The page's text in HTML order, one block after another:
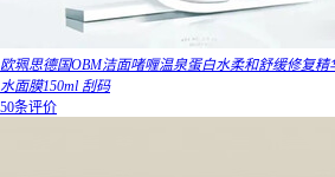
欧珮思德国OBM洁面啫喱温泉蛋白水柔和舒缓修复
水面膜150ml 刮码
50条评价